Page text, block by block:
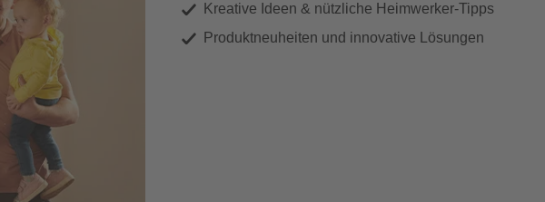
Kreative Ideen & nützliche Heimwerker-Tipps
Produktneuheiten und innovative Lösungen